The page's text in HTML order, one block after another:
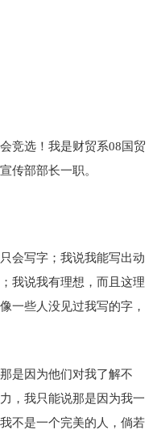
竞选！我是财贸系08国贸
传部部长一职。
会写字；我说我能写出动
我说我有理想，而且这理
一些人没见过我写的字，
是因为他们对我了解不
，我只能说那是因为我一
不是一个完美的人，倘若